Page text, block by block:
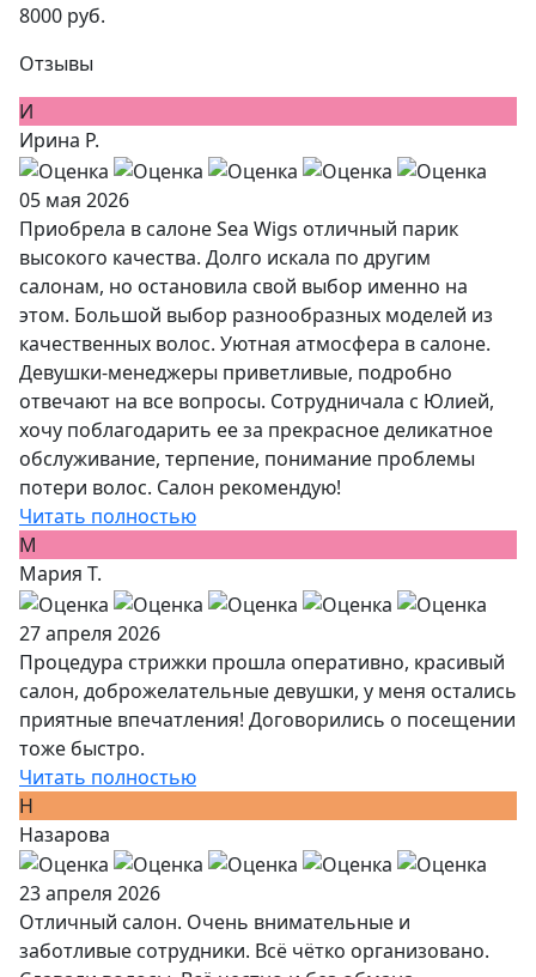
8000 руб.
Отзывы
И
Ирина Р.
05 мая 2026
Приобрела в салоне Sea Wigs отличный парик
высокого качества. Долго искала по другим
салонам, но остановила свой выбор именно на
этом. Большой выбор разнообразных моделей из
качественных волос. Уютная атмосфера в салоне.
Девушки-менеджеры приветливые, подробно
отвечают на все вопросы. Сотрудничала с Юлией,
хочу поблагодарить ее за прекрасное деликатное
обслуживание, терпение, понимание проблемы
потери волос. Салон рекомендую!
Читать полностью
М
Мария Т.
27 апреля 2026
Процедура стрижки прошла оперативно, красивый
салон, доброжелательные девушки, у меня остались
приятные впечатления! Договорились о посещении
тоже быстро.
Читать полностью
Н
Назарова
23 апреля 2026
Отличный салон. Очень внимательные и
заботливые сотрудники. Всё чётко организовано.